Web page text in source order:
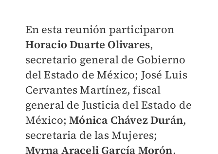
En esta reunión participaron
Horacio Duarte Olivares,
secretario general de Gobierno
del Estado de México; José Luis
Cervantes Martínez, fiscal
general de Justicia del Estado de
México;Mónica Chávez Durán,
secretaria de las Mujeres;
Myrna Araceli García Morón,